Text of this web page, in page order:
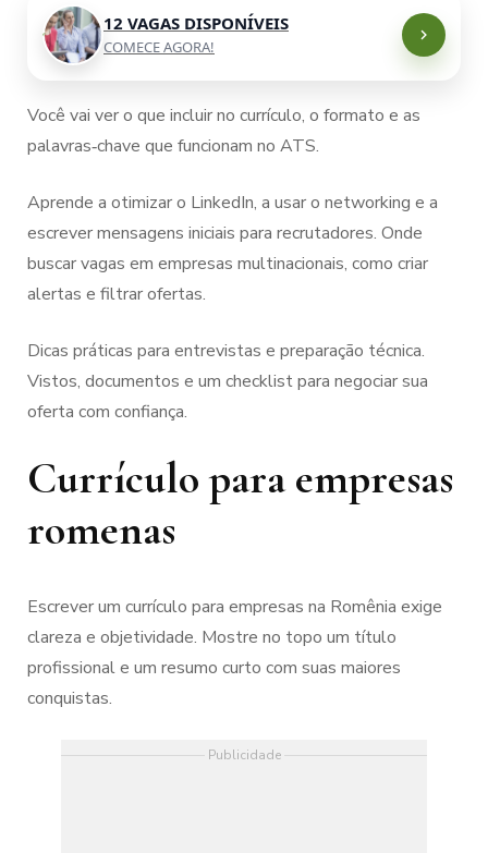
12 VAGAS DISPONÍVEIS
COMECE AGORA!
Você vai ver o que incluir no currículo, o formato e as
palavras‑chave que funcionam no ATS.
Aprende a otimizar o LinkedIn, a usar o networking e a
escrever mensagens iniciais para recrutadores. Onde
buscar vagas em empresas multinacionais, como criar
alertas e filtrar ofertas.
Dicas práticas para entrevistas e preparação técnica.
Vistos, documentos e um checklist para negociar sua
oferta com confiança.
Currículo para empresas
romenas
Escrever um currículo para empresas na Romênia exige
clareza e objetividade. Mostre no topo um título
profissional e um resumo curto com suas maiores
conquistas.
Publicidade